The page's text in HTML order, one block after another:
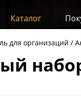
Каталог
для организаций